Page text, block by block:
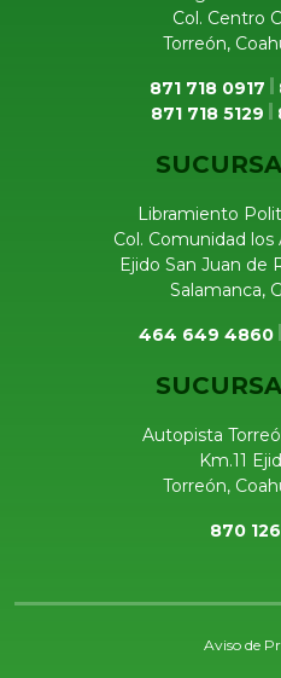
Col. Centro
Torreón,
871 718 0917
871 718 5129
Libramiento
Col. Comunidad los
Ejido San Juan de
Salamanca,
464 649 4860
Autopista
Km.11
Torreón,
870
Aviso de